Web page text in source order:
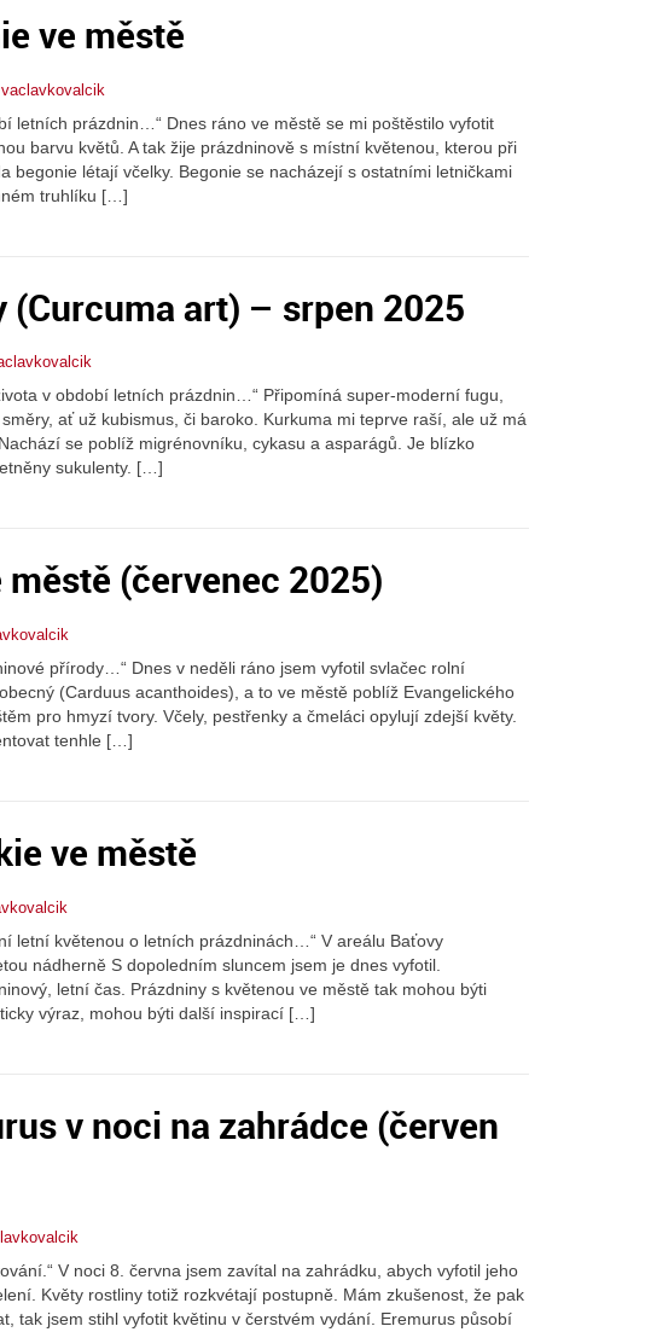
ve městě
vaclavkovalcik
letních prázdnin…“ Dnes ráno ve městě se mi poštěstilo vyfotit
barvu květů. A tak žije prázdninově s místní květenou, kterou při
begonie létají včelky. Begonie se nacházejí s ostatními letničkami
truhlíku […]
art) – srpen 2025
v období letních prázdnin…“ Připomíná super-moderní fugu,
ať už kubismus, či baroko. Kurkuma mi teprve raší, ale už má
se poblíž migrénovníku, cykasu a asparágů. Je blízko
sukulenty. […]
městě (červenec 2025)
přírody…“ Dnes v neděli ráno jsem vyfotil svlačec rolní
(Carduus acanthoides), a to ve městě poblíž Evangelického
pro hmyzí tvory. Včely, pestřenky a čmeláci opylují zdejší květy.
tenhle […]
ve městě
letní květenou o letních prázdninách…“ V areálu Baťovy
nádherně S dopoledním sluncem jsem je dnes vyfotil.
letní čas. Prázdniny s květenou ve městě tak mohou býti
výraz, mohou býti další inspirací […]
v noci na zahrádce (červen
V noci 8. června jsem zavítal na zahrádku, abych vyfotil jeho
Květy rostliny totiž rozkvétají postupně. Mám zkušenost, že pak
tak jsem stihl vyfotit květinu v čerstvém vydání. Eremurus působí